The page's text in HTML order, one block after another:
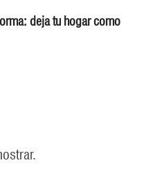
deja tu hogar como